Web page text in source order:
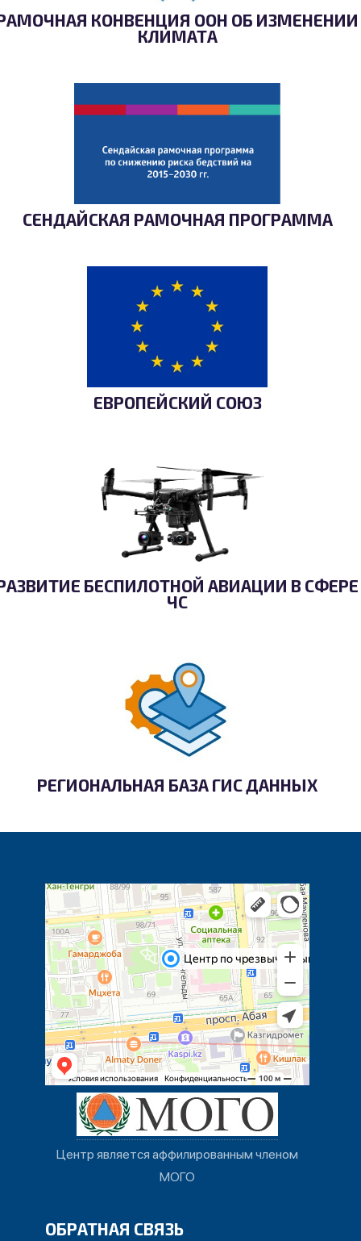
КОНВЕНЦИЯ ООН ОБ ИЗМЕНЕНИИ
КЛИМАТА
СЕНДАЙСКАЯ РАМОЧНАЯ ПРОГРАММА
ЕВРОПЕЙСКИЙ СОЮЗ
БЕСПИЛОТНОЙ АВИАЦИИ В СФЕРЕ
ЧС
РЕГИОНАЛЬНАЯ БАЗА ГИС ДАННЫХ
Центр является аффилированным членом
МОГО
ОБРАТНАЯ СВЯЗЬ